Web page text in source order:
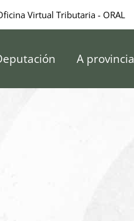
Virtual Tributaria - ORAL
A provincia